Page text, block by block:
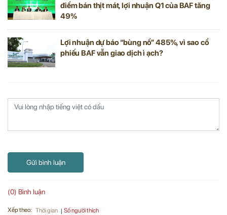
điểm bán thịt mát, lợi nhuận Q1 của BAF tăng
49%
Lợi nhuận dự báo “bùng nổ” 485%, vì sao cổ
phiếu BAF vẫn giao dịch ì ạch?
Gửi bình luận
(0) Bình luận
Xếp theo: Thời gian Số người thích